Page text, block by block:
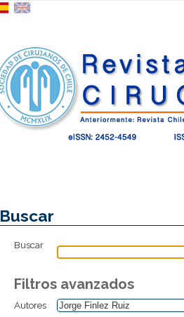
Buscar
Buscar
Filtros avanzados
Autores